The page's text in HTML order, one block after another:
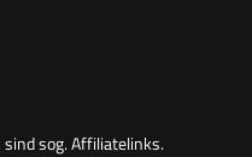
sog. Affiliatelinks.